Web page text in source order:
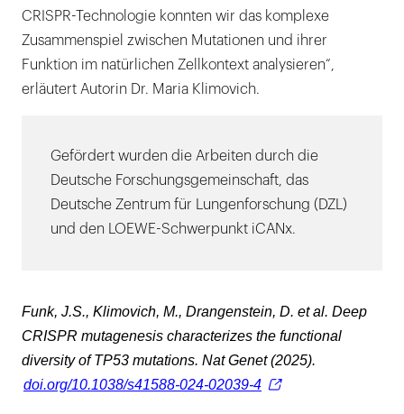
CRISPR-Technologie konnten wir das komplexe
Zusammenspiel zwischen Mutationen und ihrer
Funktion im natürlichen Zellkontext analysieren“,
erläutert Autorin Dr. Maria Klimovich.
Gefördert wurden die Arbeiten durch die
Deutsche Forschungsgemeinschaft, das
Deutsche Zentrum für Lungenforschung (DZL)
und den LOEWE-Schwerpunkt iCANx.
Funk, J.S., Klimovich, M., Drangenstein, D. et al. Deep
CRISPR mutagenesis characterizes the functional
diversity of TP53 mutations. Nat Genet (2025).
doi.org/10.1038/s41588-024-02039-4